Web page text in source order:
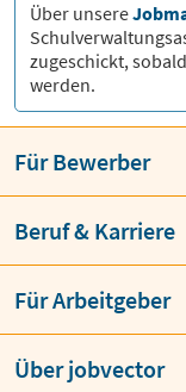
Über unsere
zugeschickt,
werden.
Für Bewerber
Beruf & Karriere
Für Arbeitgeber
Über jobvector